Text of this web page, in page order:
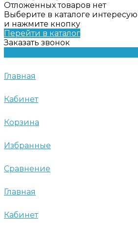
Отложенных товаров нет
Выберите в каталоге
и нажмите кнопку
Перейти в каталог
Заказать звонок
Главная
Кабинет
Корзина
Избранные
Сравнение
Главная
Кабинет